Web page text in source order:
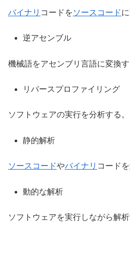
バイナリ コードをソースコード
逆アセンブル
機械語をアセンブリ言語に変換す
リバースプロファイリング
ソフトウェアの実行を分析する。
静的解析
ソースコードやバイナリ コード
動的な解析
ソフトウェアを実行しながら解析